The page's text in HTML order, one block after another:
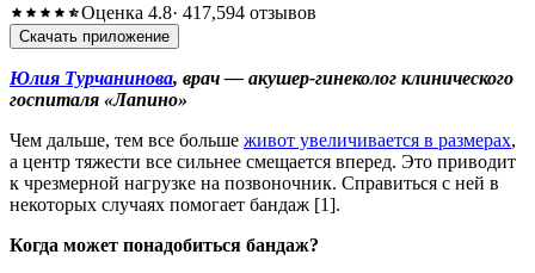
Оценка 4.8· 417,594 отзывов
Скачать приложение
Юлия Турчанинова, врач — акушер-гинеколог клинического
госпиталя «Лапино»
Чем дальше, тем все больше живот увеличивается в размерах,
а центр тяжести все сильнее смещается вперед. Это приводит
к чрезмерной нагрузке на позвоночник. Справиться с ней в
некоторых случаях помогает бандаж [1].
Когда может понадобиться бандаж?